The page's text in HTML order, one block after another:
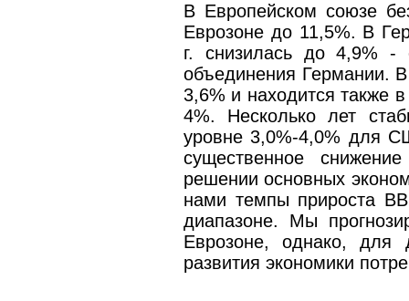
В Европейском союзе
Еврозоне до 11,5%. В
г. снизилась до 4,9% -
объединения Германии.
3,6% и находится также
4%. Несколько лет
уровне 3,0%-4,0% для
существенное
решении основных
нами темпы прироста
диапазоне. Мы
Еврозоне, однако, для
развития экономики